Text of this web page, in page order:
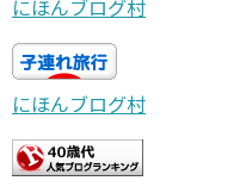
にほんブログ村
にほんブログ村